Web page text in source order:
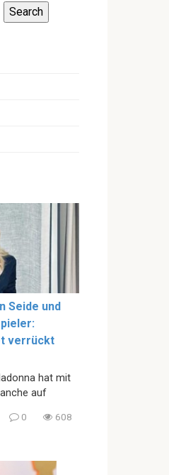
Search
Seide und
verrückt
hat mit
auf
0 608